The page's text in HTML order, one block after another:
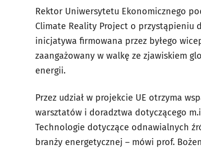
Rektor Uniwersytetu Ekonomicznego
Climate Reality Project o przystąpieniu
inicjatywa firmowana przez byłego
zaangażowany w walkę ze zjawiskiem
energii.
Przez udział w projekcie UE otrzyma
warsztatów i doradztwa dotyczącego
Technologie dotyczące odnawialnych
branży energetycznej – mówi prof.